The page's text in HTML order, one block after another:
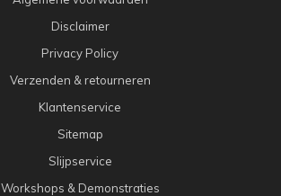
Disclaimer
Privacy Policy
Verzenden & retourneren
Klantenservice
Sitemap
Slijpservice
Workshops & Demonstraties